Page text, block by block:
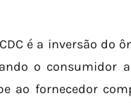
é a inversão do
o consumidor
ao fornecedor